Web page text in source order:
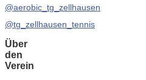
@aerobic_tg_zellhausen
@tg_zellhausen_tennis
Über
den
Verein